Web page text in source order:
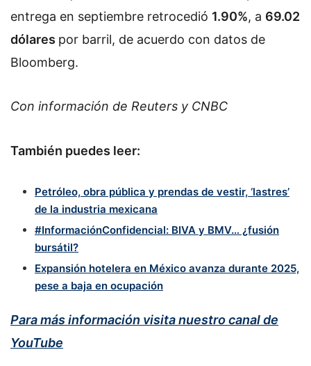
entrega en septiembre retrocedió 1.90%, a 69.02
dólares por barril, de acuerdo con datos de
Bloomberg.
Con información de Reuters y CNBC
También puedes leer:
Petróleo, obra pública y prendas de vestir, ‘lastres’
de la industria mexicana
#InformaciónConfidencial: BIVA y BMV… ¿fusión
bursátil?
Expansión hotelera en México avanza durante 2025,
pese a baja en ocupación
Para más información visita nuestro canal de
YouTube